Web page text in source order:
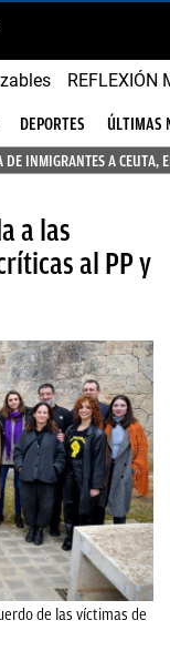
REFLEXIÓN
DEPORTES
ÚLTIMAS
INMIGRANTES A CEUTA,
a las
al PP y
de las víctimas de